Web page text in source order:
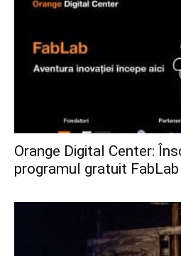
Orange Digital Center:
programul gratuit